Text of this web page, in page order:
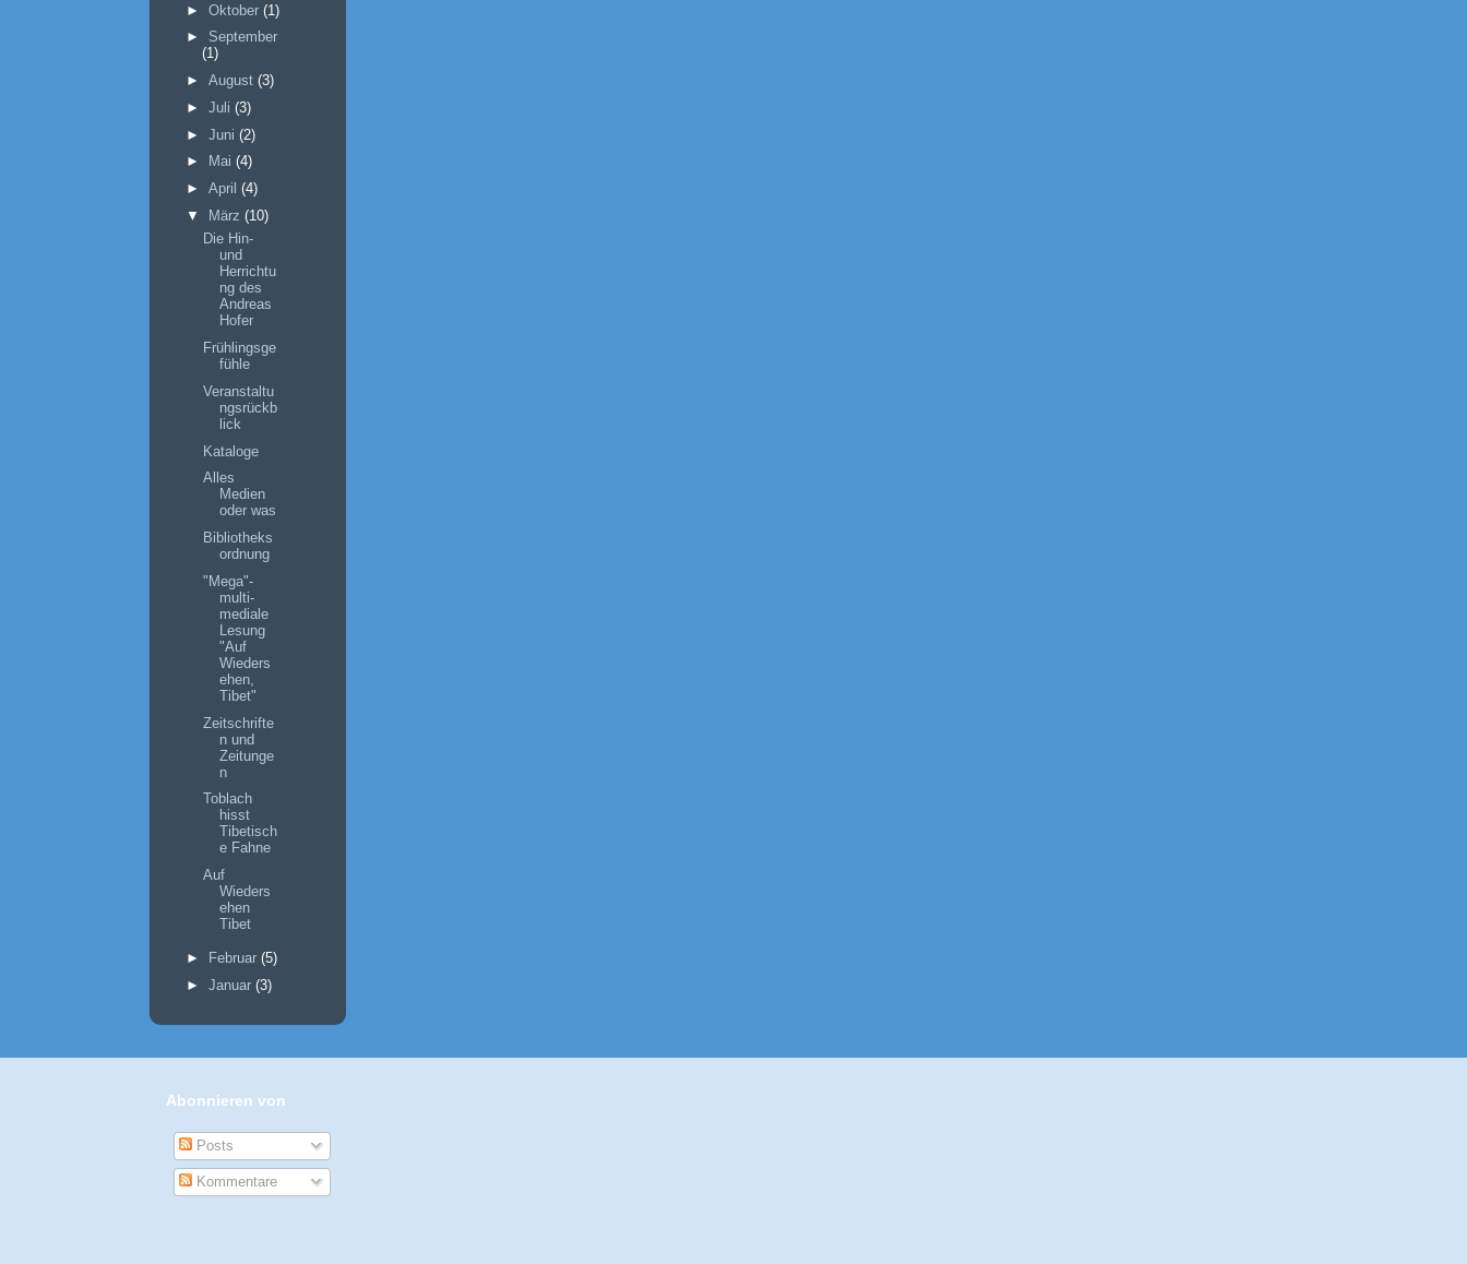
► Oktober (1)
► September
(1)
► August (3)
► Juli (3)
► Juni (2)
►
Mai (4)
► April (4)
▼
März (10)
Die Hin-
und
Herrichtu
ng des
Andreas
Hofer
Frühlingsge
fühle
Veranstaltu
ngsrückb
lick
Kataloge
Alles
Medien
oder was
Bibliotheks
ordnung
"Mega"-
multi-
mediale
Lesung
"Auf
Wieders
ehen,
Tibet"
Zeitschrifte
n und
Zeitunge
n
Toblach
hisst
Tibetisch
e Fahne
Auf
Wieders
ehen
Tibet
► Februar (5)
► Januar (3)
Abonnieren von
Posts
Kommentare